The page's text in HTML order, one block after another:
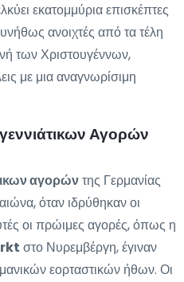
εκατομμύρια επισκέπτες
ανοιχτές από τα τέλη
των Χριστουγέννων,
με μια αναγνωρίσιμη
Αγορών
αγορώντης Γερμανίας
όταν ιδρύθηκαν οι
οι πρώιμες αγορές, όπως η
στο Νυρεμβέργη, έγιναν
εορταστικών ήθων. Οι